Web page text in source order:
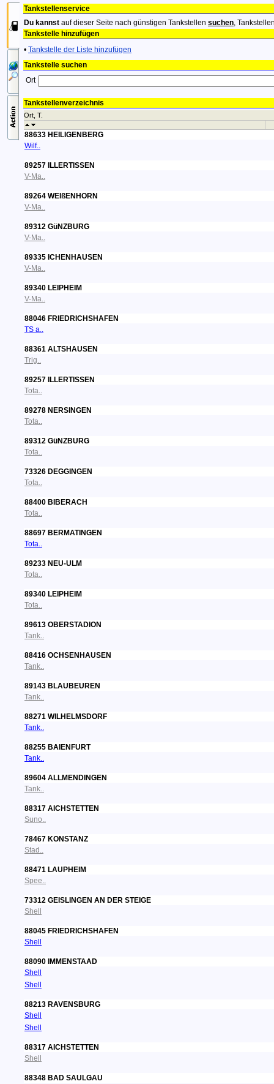
Tankstellenservice
Du kannst auf dieser Seite nach günstigen Tankstellen suchen,
Tankstelle hinzufügen
• Tankstelle der Liste hinzufügen
Tankstelle suchen
Ort
Tankstellenverzeichnis
Ort, T.
88633 HEILIGENBERG
Wilf..
89257 ILLERTISSEN
V-Ma..
89264 WEIßENHORN
V-Ma..
89312 GüNZBURG
V-Ma..
89335 ICHENHAUSEN
V-Ma..
89340 LEIPHEIM
V-Ma..
88046 FRIEDRICHSHAFEN
TS a..
88361 ALTSHAUSEN
Trig..
89257 ILLERTISSEN
Tota..
89278 NERSINGEN
Tota..
89312 GüNZBURG
Tota..
73326 DEGGINGEN
Tota..
88400 BIBERACH
Tota..
88697 BERMATINGEN
Tota..
89233 NEU-ULM
Tota..
89340 LEIPHEIM
Tota..
89613 OBERSTADION
Tank..
88416 OCHSENHAUSEN
Tank..
89143 BLAUBEUREN
Tank..
88271 WILHELMSDORF
Tank..
88255 BAIENFURT
Tank..
89604 ALLMENDINGEN
Tank..
88317 AICHSTETTEN
Suno..
78467 KONSTANZ
Stad..
88471 LAUPHEIM
Spee..
73312 GEISLINGEN AN DER STEIGE
Shell
88045 FRIEDRICHSHAFEN
Shell
88090 IMMENSTAAD
Shell
Shell
88213 RAVENSBURG
Shell
Shell
88317 AICHSTETTEN
Shell
88348 BAD SAULGAU